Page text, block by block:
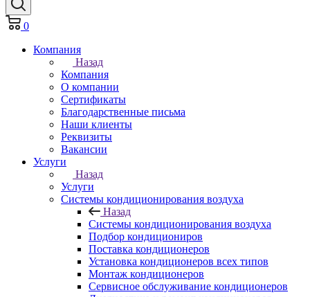
0
Компания
Назад
Компания
О компании
Сертификаты
Благодарственные письма
Наши клиенты
Реквизиты
Вакансии
Услуги
Назад
Услуги
Системы кондиционирования воздуха
Назад
Системы кондиционирования воздуха
Подбор кондициониров
Поставка кондиционеров
Установка кондиционеров всех типов
Монтаж кондиционеров
Сервисное обслуживание кондиционеров